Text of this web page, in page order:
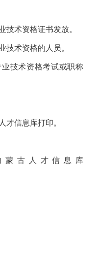
技术资格证书发放。
技术资格的人员。
业技术资格考试或职称
才信息库打印。
蒙古人才信息库